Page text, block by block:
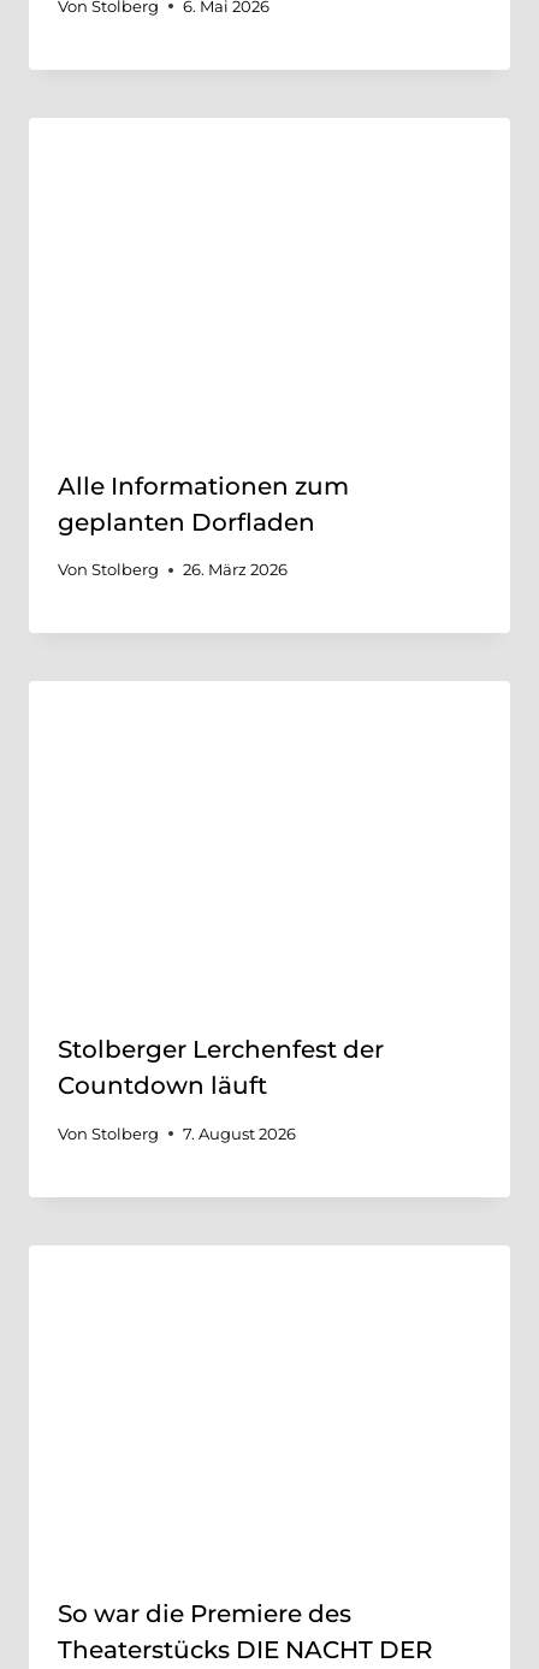
Von Stolberg 6. Mai 2026
Alle Informationen zum
geplanten Dorfladen
Von Stolberg 26. März 2026
Stolberger Lerchenfest der
Countdown läuft
Von Stolberg 7. August 2026
So war die Premiere des
Theaterstücks DIE NACHT DER